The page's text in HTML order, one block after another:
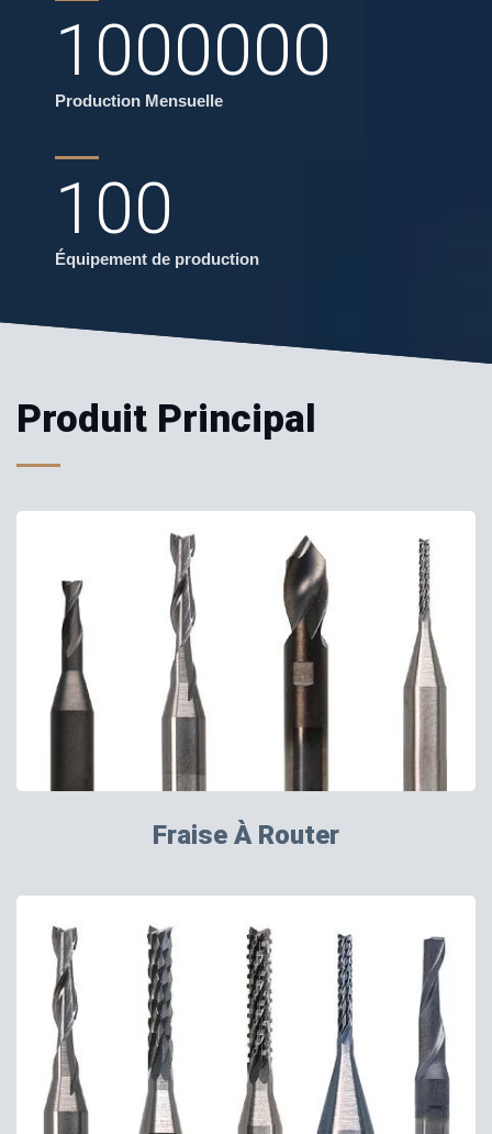
1000000
Production Mensuelle
100
Équipement de production
Produit Principal
Fraise À Router